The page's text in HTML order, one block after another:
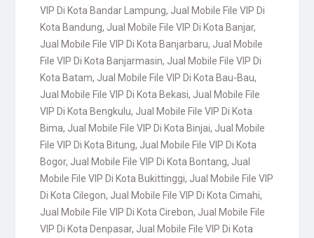
VIP Di Kota Bandar Lampung, Jual Mobile File VIP Di
Kota Bandung, Jual Mobile File VIP Di Kota Banjar,
Jual Mobile File VIP Di Kota Banjarbaru, Jual Mobile
File VIP Di Kota Banjarmasin, Jual Mobile File VIP Di
Kota Batam, Jual Mobile File VIP Di Kota Bau-Bau,
Jual Mobile File VIP Di Kota Bekasi, Jual Mobile File
VIP Di Kota Bengkulu, Jual Mobile File VIP Di Kota
Bima, Jual Mobile File VIP Di Kota Binjai, Jual Mobile
File VIP Di Kota Bitung, Jual Mobile File VIP Di Kota
Bogor, Jual Mobile File VIP Di Kota Bontang, Jual
Mobile File VIP Di Kota Bukittinggi, Jual Mobile File VIP
Di Kota Cilegon, Jual Mobile File VIP Di Kota Cimahi,
Jual Mobile File VIP Di Kota Cirebon, Jual Mobile File
VIP Di Kota Denpasar, Jual Mobile File VIP Di Kota